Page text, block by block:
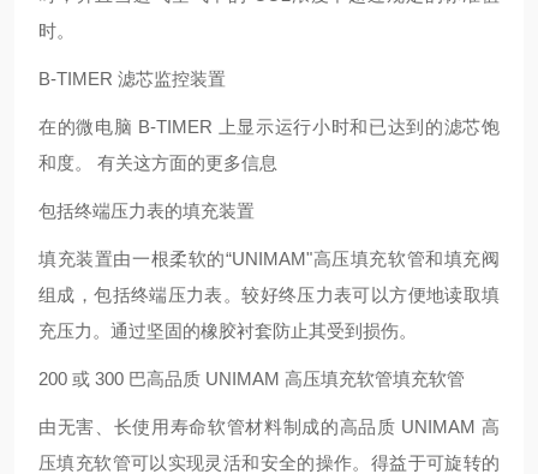
时。
B-TIMER 滤芯监控装置
在的微电脑 B-TIMER 上显示运行小时和已达到的滤芯饱
和度。 有关这方面的更多信息
包括终端压力表的填充装置
填充装置由一根柔软的“UNIMAM"高压填充软管和填充阀
组成，包括终端压力表。较好终压力表可以方便地读取填
充压力。通过坚固的橡胶衬套防止其受到损伤。
200 或 300 巴高品质 UNIMAM 高压填充软管填充软管
由无害、长使用寿命软管材料制成的高品质 UNIMAM 高
压填充软管可以实现灵活和安全的操作。得益于可旋转的